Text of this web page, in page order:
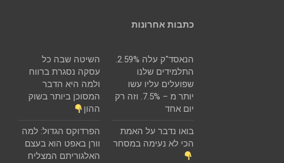
כתבות אחרונות
הנאסד"ק עלה 2.59%.
התלמידים שלנו
שפועלים עליו עשו
יותר מ – 7.5%. וזה רק
יום אחד
השיטה שבה כל
עסקה נסגרת ברווח
ולמה היא הדבר
המסוכן ביותר בשוק
ההון
בואו נדבר על האמת
הכי לא נעימה במסחר
הפרדוקס הגדול: למה
וורן באפט הוא בעצם
האלגוריתם המצליח